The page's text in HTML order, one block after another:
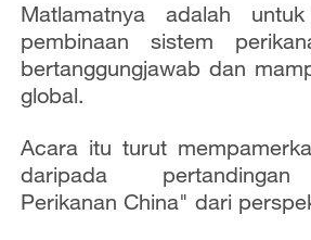
Matlamatnya adalah untuk
pembinaan sistem
bertanggungjawab dan
global.
Acara itu turut
daripada pertandingan
Perikanan China" dari